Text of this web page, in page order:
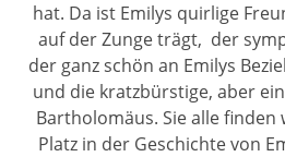
hat. Da ist Emilys quirlige
auf der Zunge trägt, der
der ganz schön an Emilys
und die kratzbürstige, aber
Bartholomäus. Sie alle
Platz in der Geschichte von